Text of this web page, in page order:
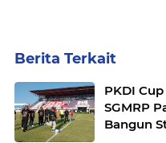
Berita Terkait
PKDI
SGMRP
Bangun